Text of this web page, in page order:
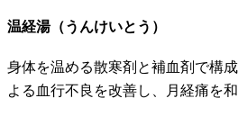
温経湯（うんけいとう）
身体を温める散寒剤と補血剤で構
よる血行不良を改善し、月経痛を和